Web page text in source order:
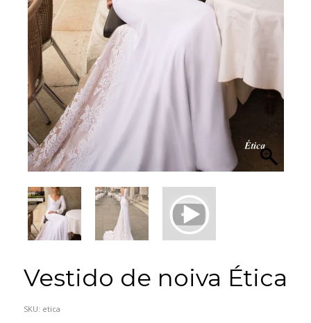
Vestido de noiva Ética
SKU: etica